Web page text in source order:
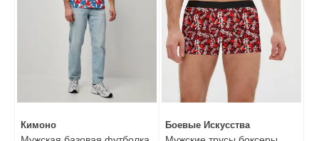
Кимоно Боевые Искусства